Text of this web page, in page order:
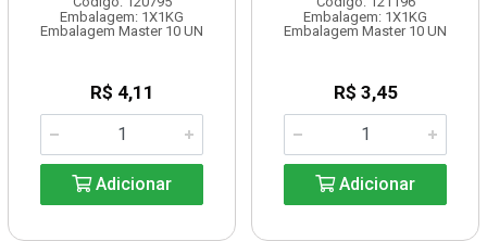
Embalagem: 1X1KG
Embalagem Master 10 UN
R$ 4,11
Adicionar
Embalagem: 1X1KG
Embalagem Master 10 UN
R$ 3,45
Adicionar